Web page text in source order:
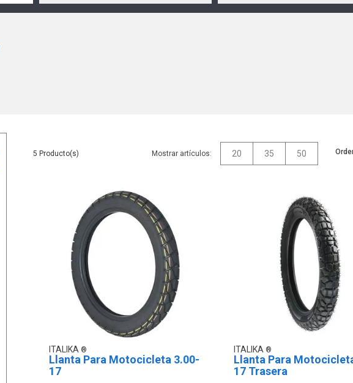
5 Mostrar artículos: 20 35 50
ITALIKA
Llanta Para Motocicleta 3.00-
17
ITALIKA
Llanta Para
17 Trasera